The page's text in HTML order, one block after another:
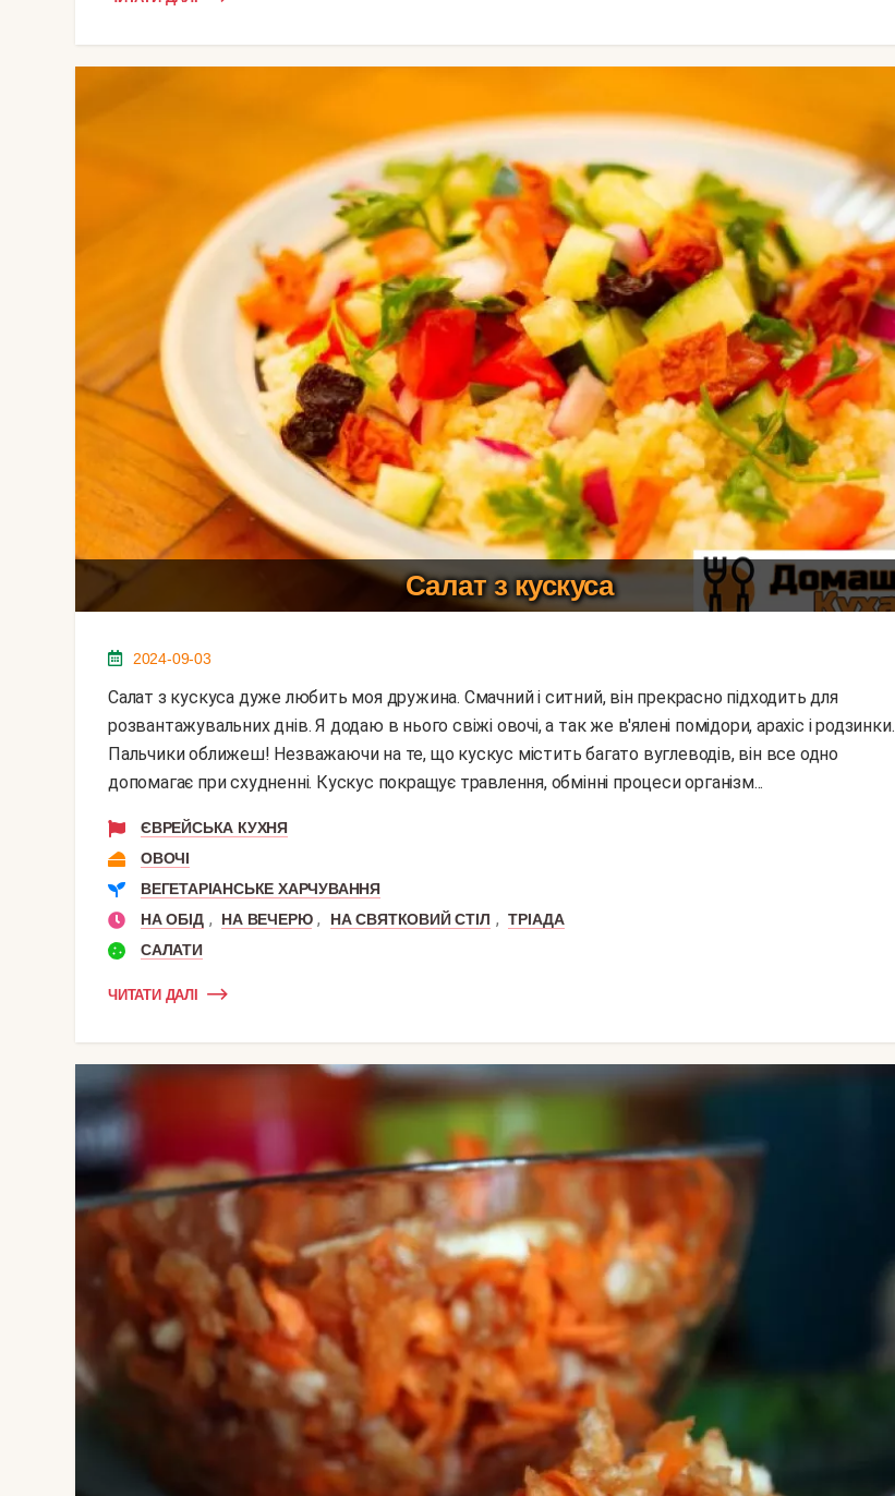
Салат з кускуса
2024-09-03
Салат з кускуса дуже любить моя дружина. Смачний і ситний, він прекрасно підходить для
розвантажувальних днів. Я додаю в нього свіжі овочі, а так же в'ялені помідори, арахіс і родзинки.
Пальчики оближеш! Незважаючи на те, що кускус містить багато вуглеводів, він все одно
допомагає при схудненні. Кускус покращує травлення, обмінні процеси організм...
ЄВРЕЙСЬКА КУХНЯ
ОВОЧІ
ВЕГЕТАРІАНСЬКЕ ХАРЧУВАННЯ
НА ОБІД , НА ВЕЧЕРЮ , НА СВЯТКОВИЙ СТІЛ , ТРІАДА
САЛАТИ
ЧИТАТИ ДАЛІ